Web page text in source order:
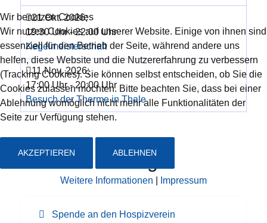
21 Okt. 2026;
19:30 Uhr-22:00 Uhr
Kegelmeisterschaft
11 Nov. 2026;
17:00 Uhr-20:00 Uhr
Besuch der Therme in Thale
Neueste Beiträge
Spende an den Hospizverein
Wir benutzen Cookies
Wir nutzen Cookies auf unserer Website. Einige von ihnen sind
essenziell für den Betrieb der Seite, während andere uns
helfen, diese Website und die Nutzererfahrung zu verbessern
(Tracking Cookies). Sie können selbst entscheiden, ob Sie die
Cookies zulassen möchten. Bitte beachten Sie, dass bei einer
Ablehnung womöglich nicht mehr alle Funktionalitäten der
Seite zur Verfügung stehen.
AKZEPTIEREN ABLEHNEN
Weitere Informationen Impressum